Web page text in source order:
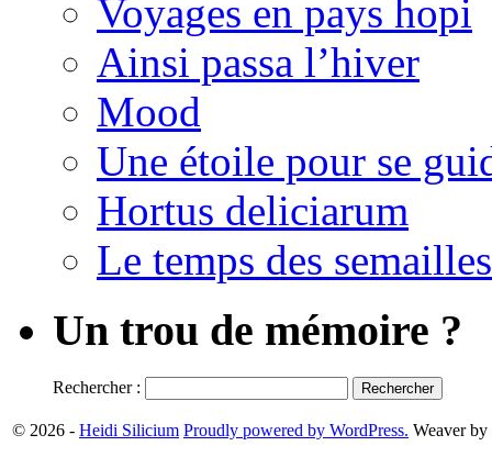
Voyages en pays hopi
Ainsi passa l’hiver
Mood
Une étoile pour se
Hortus deliciarum
Le temps des semailles
Un trou de mémoire ?
Rechercher :
© 2026 - Heidi Silicium Proudly powered by WordPress. Weaver